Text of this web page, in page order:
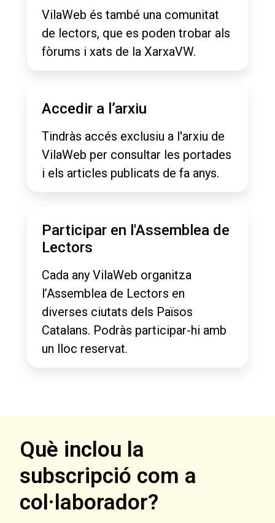
VilaWeb és també una comunitat
de lectors, que es poden trobar als
fòrums i xats de la XarxaVW.
Accedir a l’arxiu
Tindràs accés exclusiu a l'arxiu de
VilaWeb per consultar les portades
i els articles publicats de fa anys.
Participar en l'Assemblea de
Lectors
Cada any VilaWeb organitza
l’Assemblea de Lectors en
diverses ciutats dels Països
Catalans. Podràs participar-hi amb
un lloc reservat.
Què inclou la
subscripció com a
col·laborador?